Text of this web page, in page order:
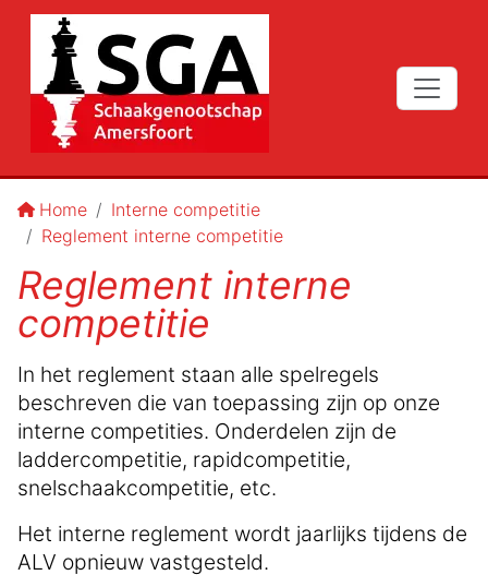
Home
Interne competitie
Reglement interne competitie
Reglement interne
competitie
In het reglement staan alle spelregels
beschreven die van toepassing zijn op onze
interne competities. Onderdelen zijn de
laddercompetitie, rapidcompetitie,
snelschaakcompetitie, etc.
Het interne reglement wordt jaarlijks tijdens de
ALV opnieuw vastgesteld.